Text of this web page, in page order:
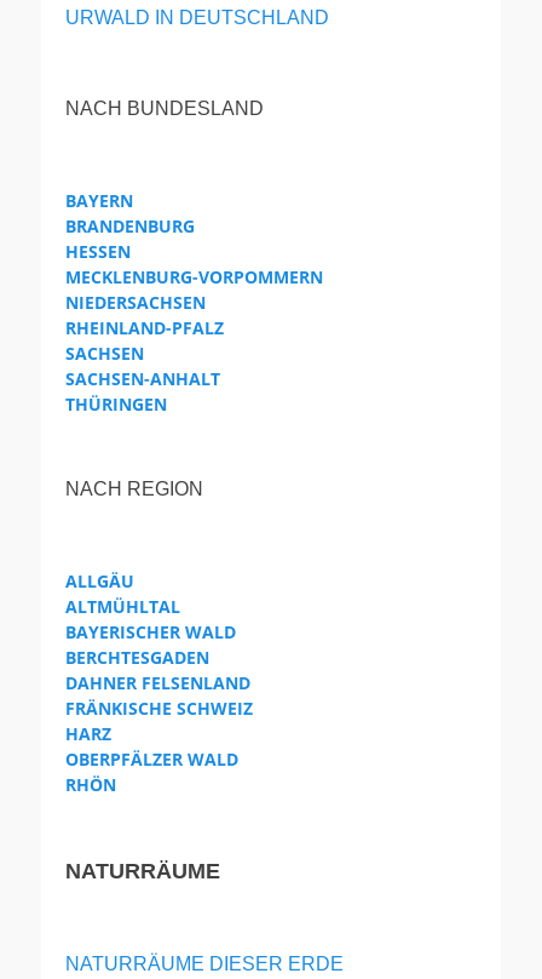
URWALD IN DEUTSCHLAND
NACH BUNDESLAND
BAYERN
BRANDENBURG
HESSEN
MECKLENBURG-VORPOMMERN
NIEDERSACHSEN
RHEINLAND-PFALZ
SACHSEN
SACHSEN-ANHALT
THÜRINGEN
NACH REGION
ALLGÄU
ALTMÜHLTAL
BAYERISCHER WALD
BERCHTESGADEN
DAHNER FELSENLAND
FRÄNKISCHE SCHWEIZ
HARZ
OBERPFÄLZER WALD
RHÖN
NATURRÄUME
NATURRÄUME DIESER ERDE